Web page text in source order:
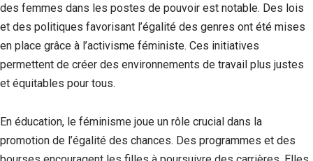
des femmes dans les postes de pouvoir est notable. Des lois
et des politiques favorisant l’égalité des genres ont été mises
en place grâce à l’activisme féministe. Ces initiatives
permettent de créer des environnements de travail plus justes
et équitables pour tous.
En éducation, le féminisme joue un rôle crucial dans la
promotion de l’égalité des chances. Des programmes et des